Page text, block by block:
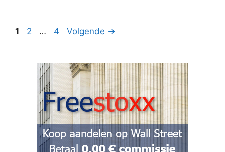
Pagina
1 Pagina
2 … Pagina
4 Volgende →